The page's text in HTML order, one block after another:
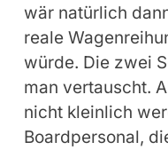
wär natürlich
reale
würde. Die zwei
man vertauscht.
nicht kleinlich
Boardpersonal,